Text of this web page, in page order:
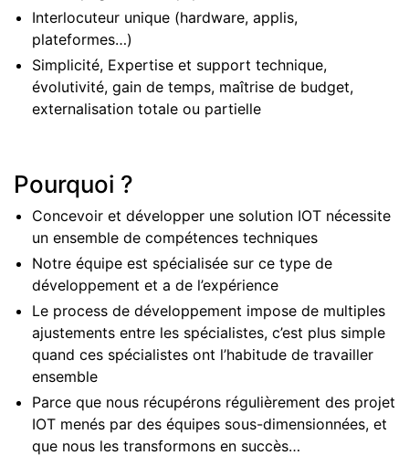
Interlocuteur unique (hardware, applis,
plateformes…)
Simplicité, Expertise et support technique,
évolutivité, gain de temps, maîtrise de budget,
externalisation totale ou partielle
Pourquoi ?
Concevoir et développer une solution IOT nécessite
un ensemble de compétences techniques
Notre équipe est spécialisée sur ce type de
développement et a de l’expérience
Le process de développement impose de multiples
ajustements entre les spécialistes, c’est plus simple
quand ces spécialistes ont l’habitude de travailler
ensemble
Parce que nous récupérons régulièrement des projet
IOT menés par des équipes sous-dimensionnées, et
que nous les transformons en succès…